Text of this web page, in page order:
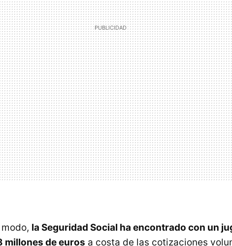
la Seguridad Social ha encontrado con un
millones de euros a costa de las cotizaciones